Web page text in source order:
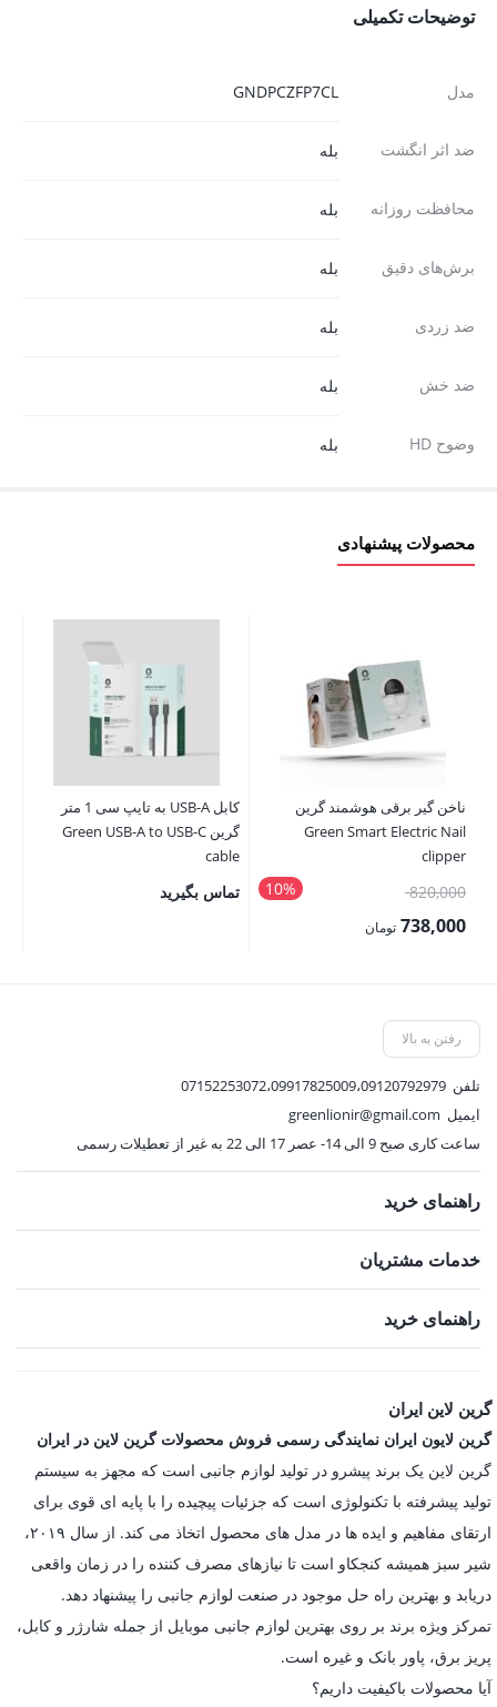
توضیحات تکمیلی
مدل GNDPCZFP7CL
ضد اثر انگشت بله
محافظت روزانه بله
برش‌های دقیق بله
ضد زردی بله
ضد خش بله
وضوح HD بله
محصولات پیشنهادی
ناخن گیر برقی هوشمند گرین
Green Smart Electric Nail
clipper
10% 820,000قیمت
اصلی:738,000 تومان
738,000 تومان.
کابل USB-A به تایپ سی 1 متر
گرین Green USB-A to USB-C
cable
تماس بگیرید
رفتن به بالا
تلفن 07152253072،09917825009،09120792979
ایمیل greenlionir@gmail.com
ساعت کاری صبح 9 الی 14- عصر 17 الی 22 به غیر از تعطیلات رسمی
راهنمای خرید
خدمات مشتریان
راهنمای خرید
گرین لاین ایران
گرین لایون ایران نمایندگی رسمی فروش محصولات گرین لاین در ایران
گرین لاین یک برند پیشرو در تولید لوازم جانبی است که مجهز به سیستم
تولید پیشرفته با تکنولوژی است که جزئیات پیچیده را با پایه ای قوی برای
ارتقای مفاهیم و ایده ها در مدل های محصول اتخاذ می کند. از سال ۲۰۱۹،
شیر سبز همیشه کنجکاو است تا نیازهای مصرف کننده را در زمان واقعی
دریابد و بهترین راه حل موجود در صنعت لوازم جانبی را پیشنهاد دهد.
تمرکز ویژه برند بر روی بهترین لوازم جانبی موبایل از جمله شارژر و کابل،
پریز برق، پاور بانک و غیره است.
آیا محصولات باکیفیت داریم؟